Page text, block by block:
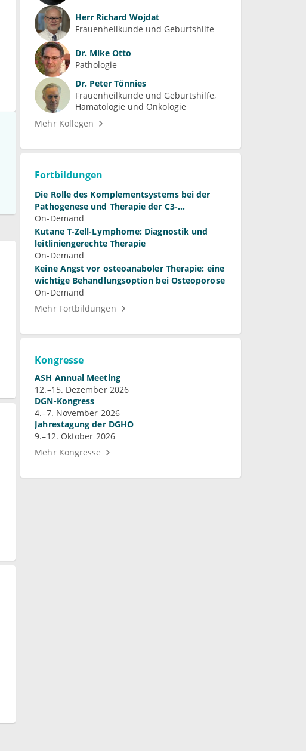
Herr Richard Wojdat
Frauenheilkunde und Geburtshilfe
Dr. Mike Otto
Pathologie
Dr. Peter Tönnies
Frauenheilkunde und Geburtshilfe
Hämatologie und Onkologie
Mehr Kollegen
Fortbildungen
Die Rolle des Komplementsystems bei der
Pathogenese und Therapie der C3-
Glomerulopathie
On-Demand
Kutane T-Zell-Lymphome: Diagnostik und
leitliniengerechte Therapie
On-Demand
Keine Angst vor osteoanaboler Therapie: eine
wichtige Behandlungsoption bei Osteoporose
On-Demand
Mehr Fortbildungen
Kongresse
ASH Annual Meeting
12.–15. Dezember 2026
DGN-Kongress
4.–7. November 2026
Jahrestagung der DGHO
9.–12. Oktober 2026
Mehr Kongresse